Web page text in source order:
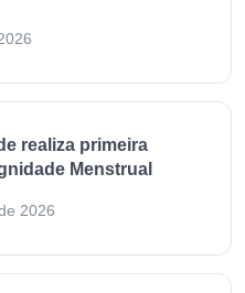
realiza primeira
Menstrual
2026